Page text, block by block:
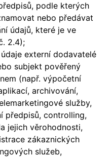
podle kterých
nebo předávat
údajů, které je ve
2.4);
externí dodavatelé
subjekt pověřený
(např. výpočetní
archivování,
služby,
předpisů, controlling,
jejich věrohodnosti,
zákaznických
služeb,